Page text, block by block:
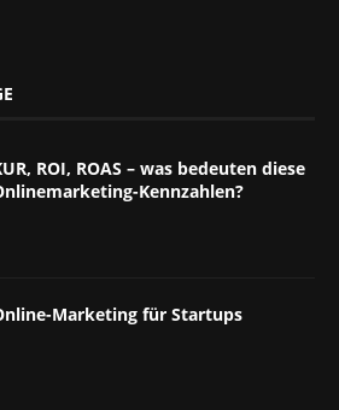
ROI, ROAS – was bedeuten diese
Kennzahlen?
Marketing für Startups